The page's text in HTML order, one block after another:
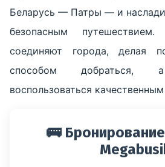
Беларусь — Патры — и
безопасным
соединяют города, делая
способом добраться,
воспользоваться
🚌